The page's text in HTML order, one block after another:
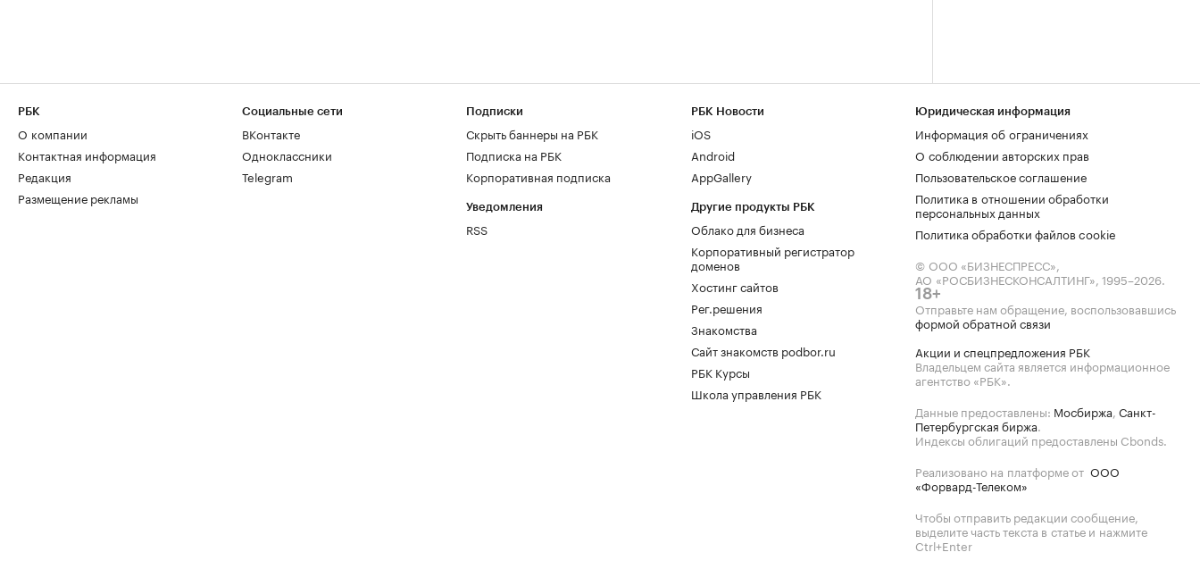
РБК
О компании
Контактная информация
Редакция
Размещение рекламы
Социальные сети
ВКонтакте
Одноклассники
Telegram
Подписки
Скрыть баннеры на РБК
Подписка на РБК
Корпоративная подписка
Уведомления
RSS
РБК Новости
iOS
Android
AppGallery
Другие продукты РБК
Облако для бизнеса
Корпоративный регистратор
доменов
Хостинг сайтов
Рег.решения
Знакомства
Сайт знакомств podbor.ru
РБК Курсы
Школа управления РБК
Юридическая информация
Информация об ограничениях
О соблюдении авторских прав
Пользовательское соглашение
Политика в отношении обработки
персональных данных
Политика обработки файлов cookie
© ООО «БИЗНЕСПРЕСС»,
АО «РОСБИЗНЕСКОНСАЛТИНГ», 1995–2026.
18+
Отправьте нам обращение, воспользовавшись
формой обратной связи
Акции и спецпредложения РБК
Владельцем сайта является информационное
агентство «РБК».
Данные предоставлены: Мосбиржа, Санкт-
Петербургская биржа.
Индексы облигаций предоставлены Cbonds.
Реализовано на платформе от ООО
«Форвард-Телеком»
Чтобы отправить редакции сообщение,
выделите часть текста в статье и нажмите
Ctrl+Enter